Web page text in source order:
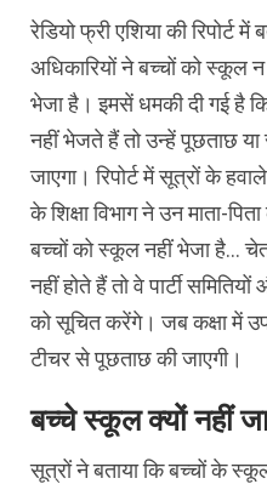
रेडियो फ्री एशिया की रिपोर्ट में
अधिकारियों ने बच्चों को स्कूल
भेजा है। इमसें धमकी दी गई है
नहीं भेजते हैं तो उन्हें पूछताछ
जाएगा। रिपोर्ट में सूत्रों के
के शिक्षा विभाग ने उन माता-
बच्चों को स्कूल नहीं भेजा है…
नहीं होते हैं तो वे पार्टी
को सूचित करेंगे। जब कक्षा में
टीचर से पूछताछ की जाएगी।
बच्चे स्कूल क्यों नहीं
सूत्रों ने बताया कि बच्चों के